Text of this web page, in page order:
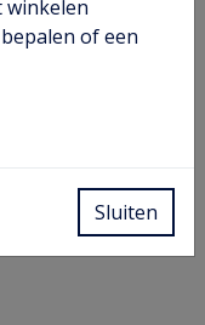
of een
Sluiten